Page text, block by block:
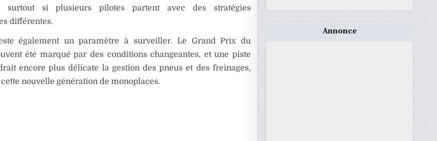
surtout si plusieurs pilotes partent avec des stratégies
différentes.
également un paramètre à surveiller. Le Grand Prix du
été marqué par des conditions changeantes, et une piste
encore plus délicate la gestion des pneus et des freinages,
nouvelle génération de monoplaces.
Annonce